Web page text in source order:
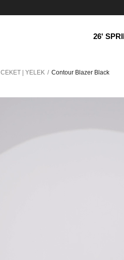
26'
CEKET | YELEK Contour Blazer Black